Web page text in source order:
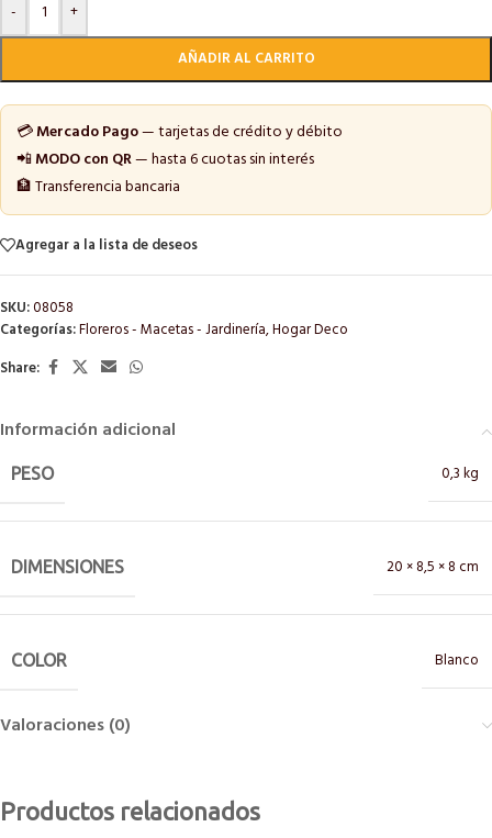
-
+
AÑADIR AL CARRITO
💳Mercado Pago— tarjetas de crédito y débito
📲MODO con QR— hasta 6 cuotas sin interés
🏦 Transferencia bancaria
Agregar a la lista de deseos
SKU:08058
Categorías:Floreros - Macetas - Jardinería,Hogar Deco
Share:
Información adicional
PESO 0,3 kg
DIMENSIONES 20 × 8,5 × 8 cm
COLOR Blanco
Valoraciones (0)
Productos relacionados